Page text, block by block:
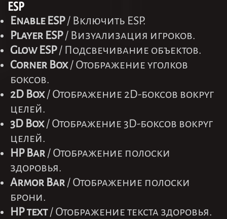
ESP
Enable ESP/ Включить ESP.
Player ESP/ Визуализация игроков.
Glow ESP/ Подсвечивание объектов.
Corner Box/ Отображение уголков
боксов.
2D Box/ Отображение 2D-боксов вокруг
целей.
3D Box/ Отображение 3D-боксов вокруг
целей.
HP Bar / Отображение полоски
здоровья.
Armor Bar / Отображение полоски
брони.
HP text/ Отображение текста здоровья.